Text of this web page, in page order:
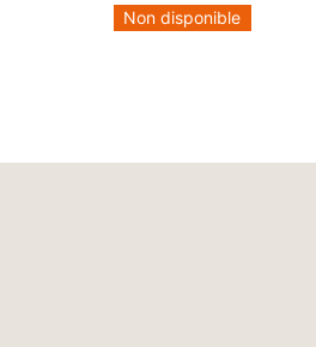
Non disponible